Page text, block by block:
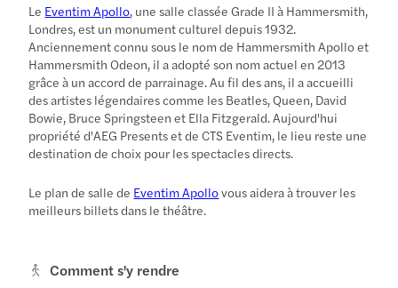
Le Eventim Apollo, une salle classée Grade II à Hammersmith,
Londres, est un monument culturel depuis 1932.
Anciennement connu sous le nom de Hammersmith Apollo et
Hammersmith Odeon, il a adopté son nom actuel en 2013
grâce à un accord de parrainage. Au fil des ans, il a accueilli
des artistes légendaires comme les Beatles, Queen, David
Bowie, Bruce Springsteen et Ella Fitzgerald. Aujourd'hui
propriété d'AEG Presents et de CTS Eventim, le lieu reste une
destination de choix pour les spectacles directs.
Le plan de salle de Eventim Apollovous aidera à trouver les
meilleurs billets dans le théâtre.
Comment s'y rendre